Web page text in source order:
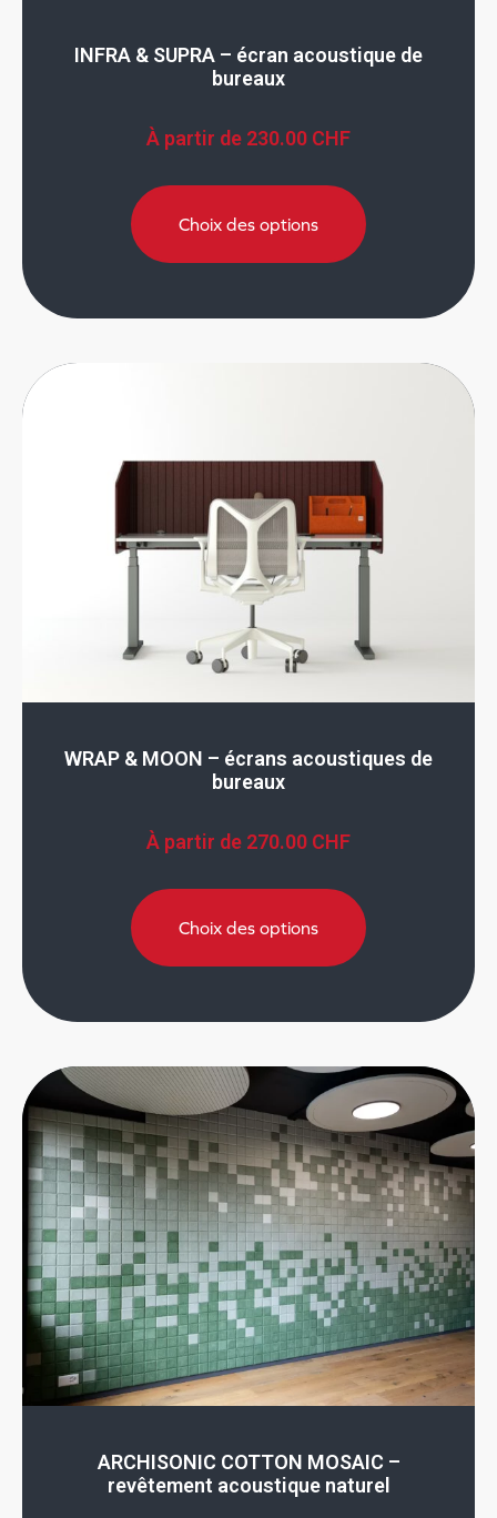
INFRA & SUPRA – écran acoustique de
bureaux
À partir de 230.00 CHF
Choix des options
WRAP & MOON – écrans acoustiques de
bureaux
À partir de 270.00 CHF
Choix des options
ARCHISONIC COTTON MOSAIC –
revêtement acoustique naturel